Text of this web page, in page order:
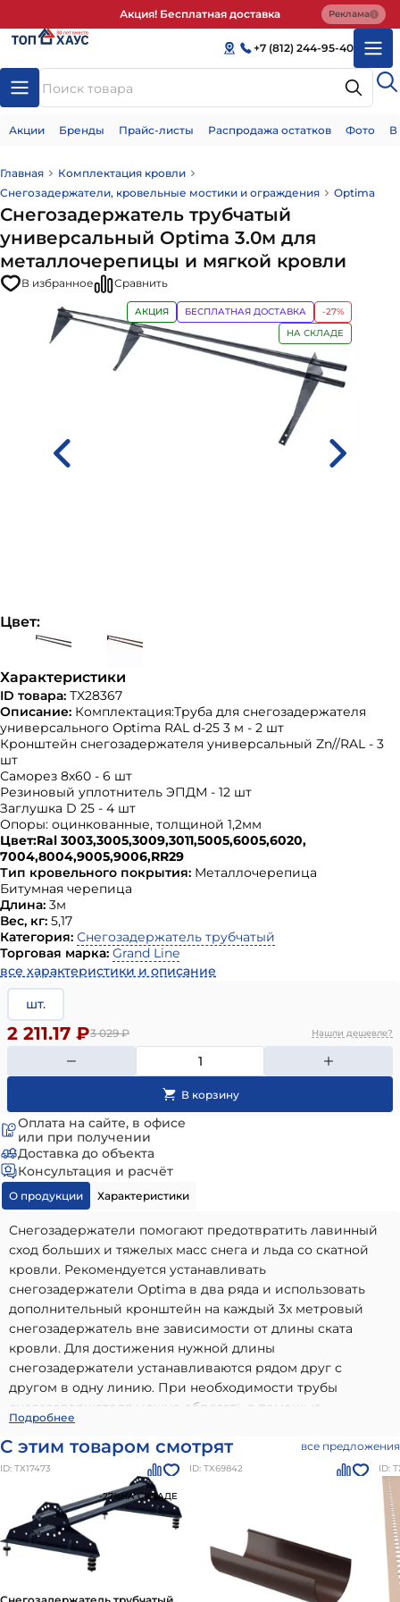
Акция! Бесплатная доставка Реклама
+7 (812) 244-95-40
Акции Бренды Прайс-листы Распродажа остатков Фото
Главная
Комплектация кровли
Снегозадержатели, кровельные мостики и ограждения
Optima
Снегозадержатель трубчатый
универсальный Optima 3.0м для
металлочерепицы и мягкой кровли
В избранное Сравнить
АКЦИЯ БЕСПЛАТНАЯ ДОСТАВКА
-27%
НА СКЛАДЕ
Цвет:
Характеристики
ID товара: ТХ28367
Описание: Комплектация:Труба для снегозадержателя
универсального Optima RAL d-25 3 м - 2 шт
Кронштейн снегозадержателя универсальный Zn//RAL - 3
шт
Саморез 8х60 - 6 шт
Резиновый уплотнитель ЭПДМ - 12 шт
Заглушка D 25 - 4 шт
Опоры: оцинкованные, толщиной 1,2мм
Цвет:Ral 3003,3005,3009,3011,5005,6005,6020,
7004,8004,9005,9006,RR29
Тип кровельного покрытия: Металлочерепица
Битумная черепица
Длина: 3м
Вес, кг: 5,17
Категория: Снегозадержатель трубчатый
Торговая марка: Grand Line
все характеристики и описание
шт.
3 029₽
2 211.17 ₽ Нашли дешевле?
Оплата на сайте, в офисе
или при получении
Доставка до объекта
Консультация и расчёт
О продукции Характеристики
Снегозадержатели помогают предотвратить лавинный
сход больших и тяжелых масс снега и льда со скатной
кровли. Рекомендуется устанавливать
снегозадержатели Optima в два ряда и использовать
дополнительный кронштейн на каждый 3х метровый
снегозадержатель вне зависимости от длины ската
кровли. Для достижения нужной длины
снегозадержатели устанавливаются рядом друг с
другом в одну линию. При необходимости трубы
снегозадержателя можно обрезать с помощью
электролобзика или ножовки по металлу. Запрещено
обрезать трубы снегозадержателя болгаркой. Для
монтажа кронштейнов на металлочерепицу Kvinta Plus,
Kvinta Uno требуется дополнительный EPDM резиновый
уплотнитель и саморез 8х80 мм (глухарь) (вместо
стандартного 8х60 мм) на нижнюю часть каждого
кронштейна
Снегозадержатель трубчатый универсальный Optima
высококачественный вариант, идеально подходящий для
использования в частном малоэтажном строительстве.
Наши материалы бренда
долговечностью, надежностью и соответствием всем
современным стандартам качества. Преимущества:
высокое качество от проверенного производителя,
соответствие стандартам и нормам, долговечность и
устойчивость к внешним воздействиям, легкость в
Подробнее
С этим товаром смотрят все предложения
ID: ТХ17473
-27%НА СКЛАДЕ
ID: ТХ69842 ID: